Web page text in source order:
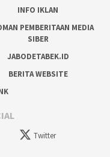
INFO IKLAN
PEMBERITAAN MEDIA
SIBER
JABODETABEK.ID
BERITA WEBSITE
Twitter